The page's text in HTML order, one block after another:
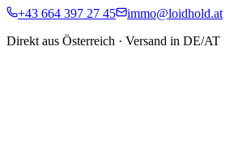
+43 664 397 27 45
immo@loidhold.at
Direkt aus Österreich · Versand in DE/AT